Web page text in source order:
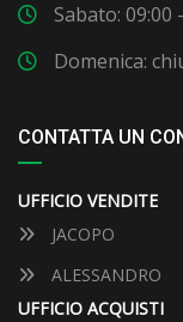
Sabato: 09:00
Domenica:
CONTATTA UN
UFFICIO VENDITE
JACOPO
ALESSANDRO
UFFICIO ACQUISTI